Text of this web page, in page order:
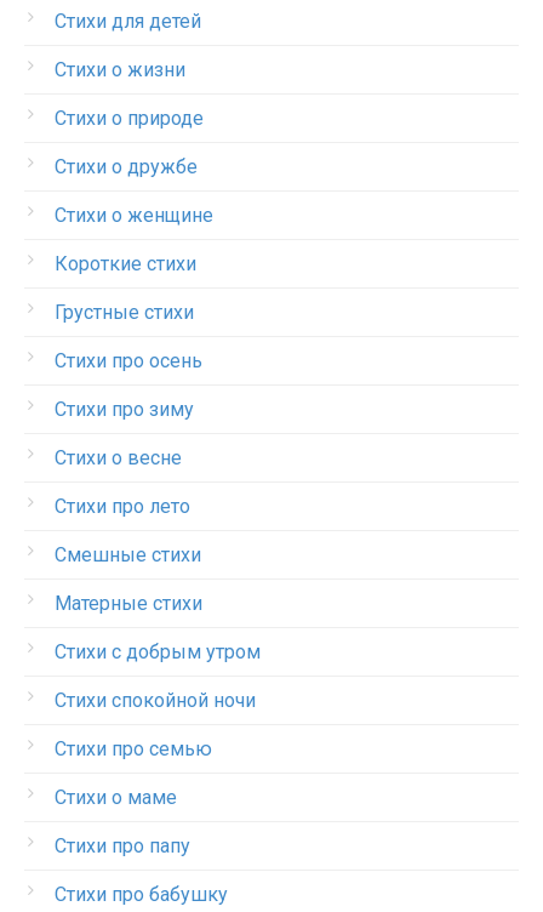
Стихи для детей
Стихи о жизни
Стихи о природе
Стихи о дружбе
Стихи о женщине
Короткие стихи
Грустные стихи
Стихи про осень
Стихи про зиму
Стихи о весне
Стихи про лето
Смешные стихи
Матерные стихи
Стихи с добрым утром
Стихи спокойной ночи
Стихи про семью
Стихи о маме
Стихи про папу
Стихи про бабушку